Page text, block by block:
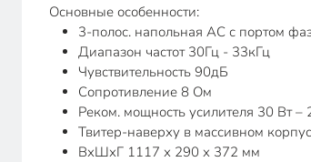
Основные особенности:
3-полос. напольная АС с портом
Диапазон частот 30Гц - 33кГц
Чувствительность 90дБ
Сопротивление 8 Ом
Реком. мощность усилителя 30 Вт
Твитер-наверху в массивном
ВхШхГ 1117 х 290 х 372 мм